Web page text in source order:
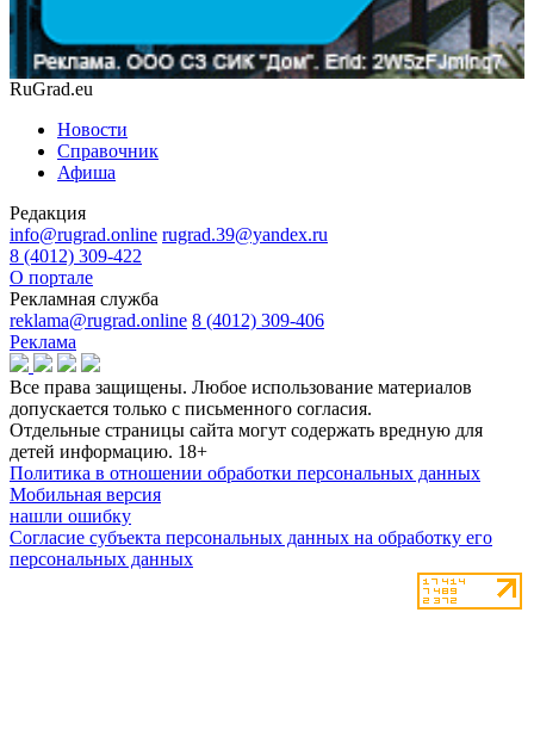
RuGrad.eu
Новости
Справочник
Афиша
Редакция
info@rugrad.online rugrad.39@yandex.ru
8 (4012) 309-422
О портале
Рекламная служба
reklama@rugrad.online 8 (4012) 309-406
Реклама
Все права защищены. Любое использование материалов
допускается только с письменного согласия.
Отдельные страницы сайта могут содержать вредную для
детей информацию. 18+
Политика в отношении обработки персональных данных
Мобильная версия
нашли ошибку
Согласие субъекта персональных данных на обработку его
персональных данных